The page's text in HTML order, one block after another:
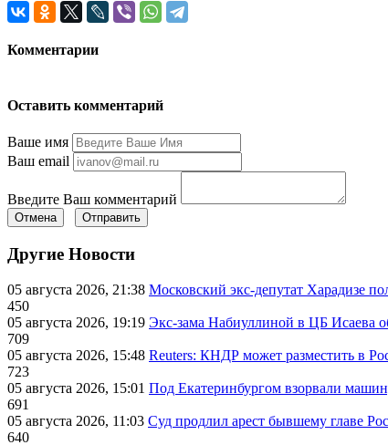
Комментарии
Оставить комментарий
Ваше имя
Ваш email
Введите Ваш комментарий
Отмена Отправить
Другие Новости
05 августа 2026, 21:38 Московский экс-депутат Харадизе
450
05 августа 2026, 19:19 Экс-зама Набиуллиной в ЦБ Исаева
709
05 августа 2026, 15:48 Reuters: КНДР может разместить в
723
05 августа 2026, 15:01 Под Екатеринбургом взорвали
691
05 августа 2026, 11:03 Суд продлил арест бывшему главе
640